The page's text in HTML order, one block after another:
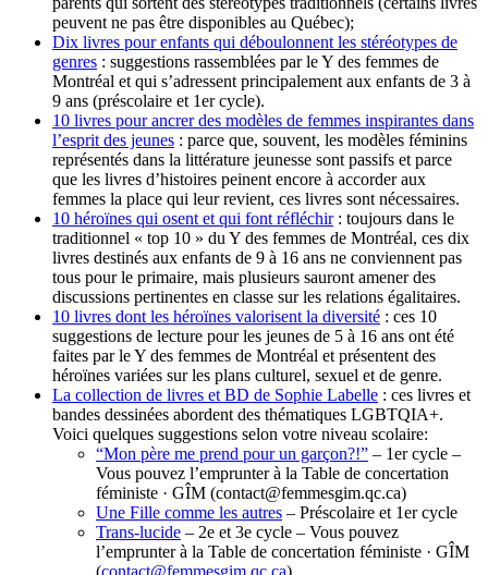
peuvent ne pas être disponibles au Québec);
Dix livres pour enfants qui déboulonnent les stéréotypes de
genres : suggestions rassemblées par le Y des femmes de
Montréal et qui s’adressent principalement aux enfants de 3 à
9 ans (préscolaire et 1er cycle).
10 livres pour ancrer des modèles de femmes inspirantes dans
l’esprit des jeunes : parce que, souvent, les modèles féminins
représentés dans la littérature jeunesse sont passifs et parce
que les livres d’histoires peinent encore à accorder aux
femmes la place qui leur revient, ces livres sont nécessaires.
10 héroïnes qui osent et qui font réfléchir: toujours dans le
traditionnel « top 10 » du Y des femmes de Montréal, ces dix
livres destinés aux enfants de 9 à 16 ans ne conviennent pas
tous pour le primaire, mais plusieurs sauront amener des
discussions pertinentes en classe sur les relations égalitaires.
10 livres dont les héroïnes valorisent la diversité : ces 10
suggestions de lecture pour les jeunes de 5 à 16 ans ont été
faites par le Y des femmes de Montréal et présentent des
héroïnes variées sur les plans culturel, sexuel et de genre.
La collection de livres et BD de Sophie Labelle : ces livres et
bandes dessinées abordent des thématiques LGBTQIA+.
Voici quelques suggestions selon votre niveau scolaire:
“Mon père me prend pour un garçon?!” – 1er cycle –
Vous pouvez l’emprunter à la Table de concertation
féministe · GÎM (contact@femmesgim.qc.ca)
Une Fille comme les autres – Préscolaire et 1er cycle
Trans-lucide – 2e et 3e cycle – Vous pouvez
l’emprunter à la Table de concertation féministe · GÎM
(contact@femmesgim.qc.ca)